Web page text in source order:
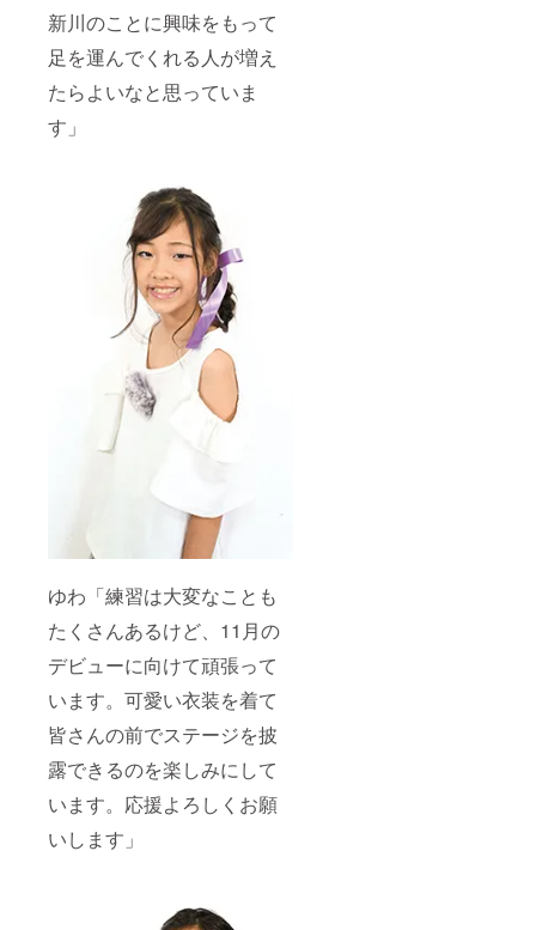
新川のことに興味をもって
足を運んでくれる人が増え
たらよいなと思っていま
す」
ゆわ「練習は大変なことも
たくさんあるけど、11月の
デビューに向けて頑張って
います。可愛い衣装を着て
皆さんの前でステージを披
露できるのを楽しみにして
います。応援よろしくお願
いします」